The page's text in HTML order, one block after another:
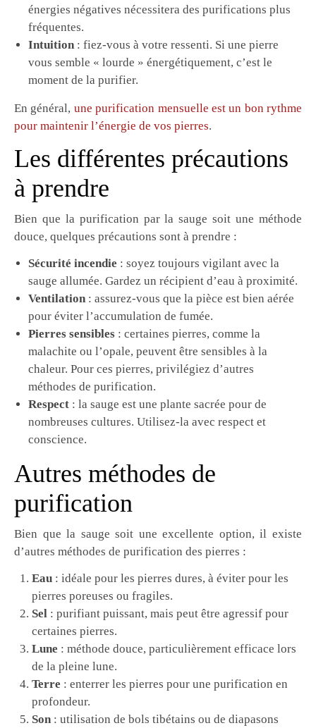
énergies négatives nécessitera des purifications plus
fréquentes.
Intuition : fiez-vous à votre ressenti. Si une pierre
vous semble « lourde » énergétiquement, c’est le
moment de la purifier.
En général, une purification mensuelle est un bon rythme
pour maintenir l’énergie de vos pierres.
Les différentes précautions
à prendre
Bien que la purification par la sauge soit une méthode
douce, quelques précautions sont à prendre :
Sécurité incendie : soyez toujours vigilant avec la
sauge allumée. Gardez un récipient d’eau à proximité.
Ventilation : assurez-vous que la pièce est bien aérée
pour éviter l’accumulation de fumée.
Pierres sensibles : certaines pierres, comme la
malachite ou l’opale, peuvent être sensibles à la
chaleur. Pour ces pierres, privilégiez d’autres
méthodes de purification.
Respect : la sauge est une plante sacrée pour de
nombreuses cultures. Utilisez-la avec respect et
conscience.
Autres méthodes de
purification
Bien que la sauge soit une excellente option, il existe
d’autres méthodes de purification des pierres :
Eau : idéale pour les pierres dures, à éviter pour les
pierres poreuses ou fragiles.
Sel : purifiant puissant, mais peut être agressif pour
certaines pierres.
Lune : méthode douce, particulièrement efficace lors
de la pleine lune.
Terre : enterrer les pierres pour une purification en
profondeur.
Son : utilisation de bols tibétains ou de diapasons